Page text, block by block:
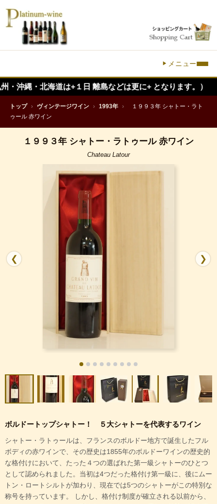
メニュー
海道は+１日 離島などは更に+ となります。）
トップ › ヴィンテージワイン › 1993年 ›
１９９３年 シャトー・ラト
ゥール 赤ワイン
１９９３年 シャトー・ラトゥール 赤ワイン
Chateau Latour
❮ ❯
ボルドートップシャトー！ ５大シャトーを代表するワイン
シャトー・ラトゥールは、フランスのボルドー地方で誕生したフル
ボディの赤ワインで、その歴史は1855年のボルドーワインの歴史的
な格付けにおいて、たった４つの選ばれた第一級シャトーのひとつ
として認められました。当初は4つだった格付け第一級に、後にムー
トン・ロートシルトが加わり、現在では5つのシャトーがこの特別な
称号を持っています。 しかし、格付け制度が確立される以前から、